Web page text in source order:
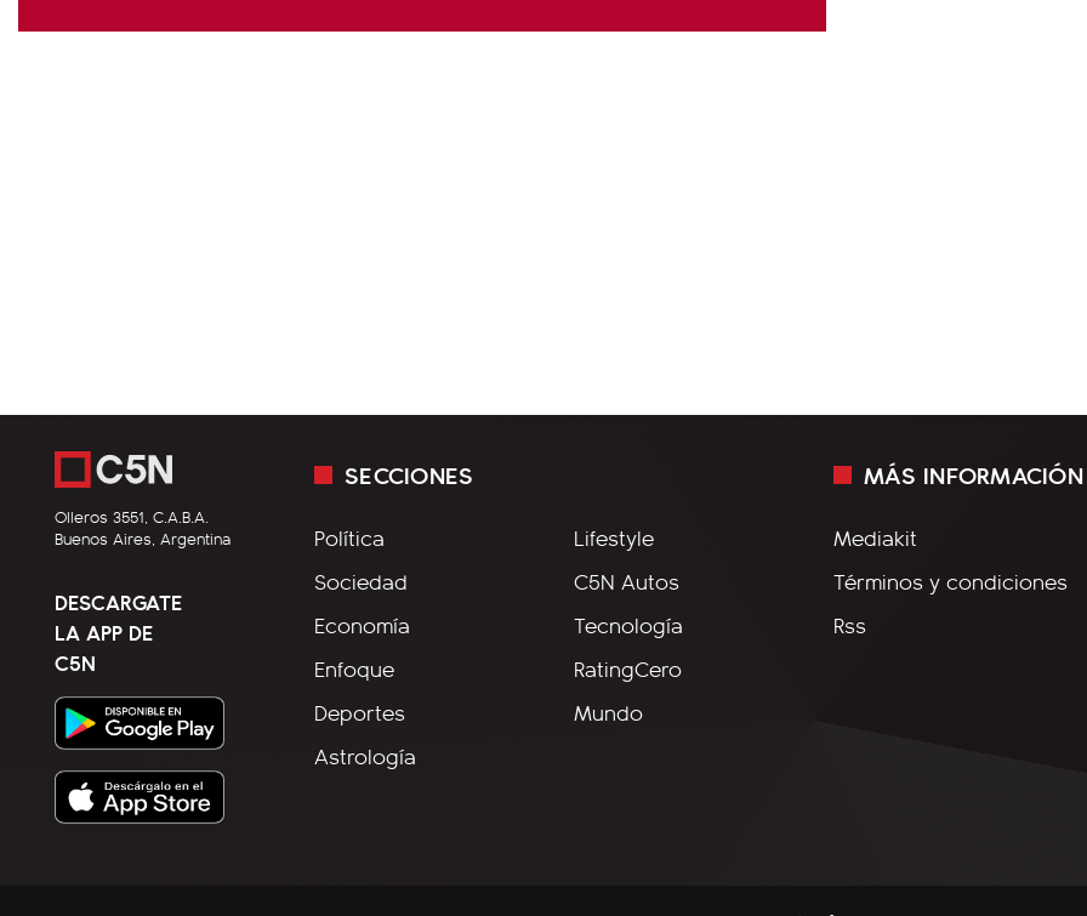
Olleros 3551, C.A.B.A.
Buenos Aires, Argentina
DESCARGATE
LA APP DE
C5N
SECCIONES
Política
Sociedad
Economía
Enfoque
Deportes
Astrología
Lifestyle
C5N Autos
Tecnología
RatingCero
Mundo
MÁS INFORMACIÓN
Mediakit
Términos y condiciones
Rss